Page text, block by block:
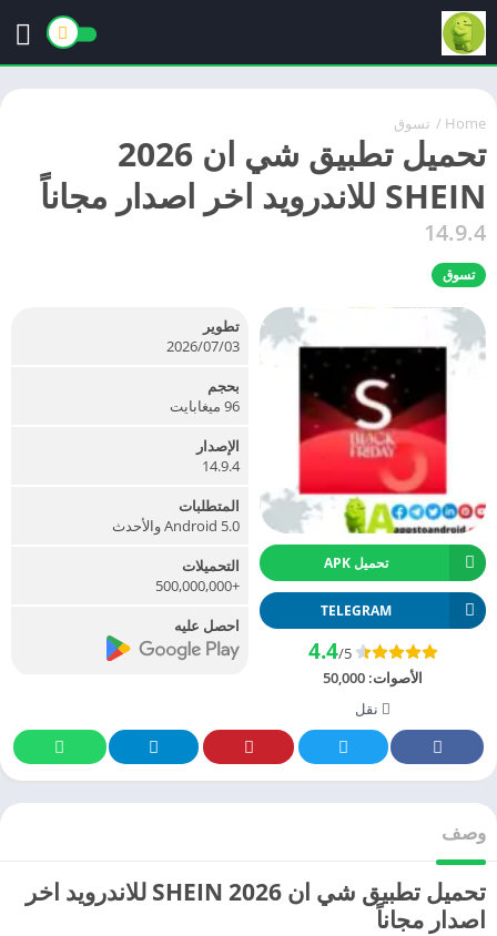
Home
/ تسوق
تحميل تطبيق شي ان 2026
SHEIN للاندرويد اخر اصدار مجاناً
14.9.4
تسوق
تحميل APK
TELEGRAM
4.4/5
الأصوات: 50,000
نقل
تطوير
03‏/07‏/2026
بحجم
96 ميغابايت
الإصدار
14.9.4
المتطلبات
Android 5.0 والأحدث
التحميلات
+500,000,000
احصل عليه
وصف
تحميل تطبيق شي ان 2026 SHEIN للاندرويد اخر
اصدار مجاناً